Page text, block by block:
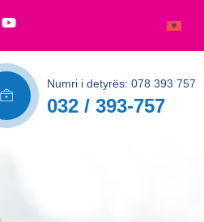
Numri i detyrës: 078 393 757
032 / 393-757